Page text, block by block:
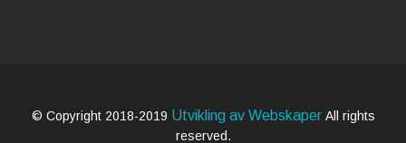
© Copyright 2018-2019 Utvikling av Webskaper All rights
reserved.